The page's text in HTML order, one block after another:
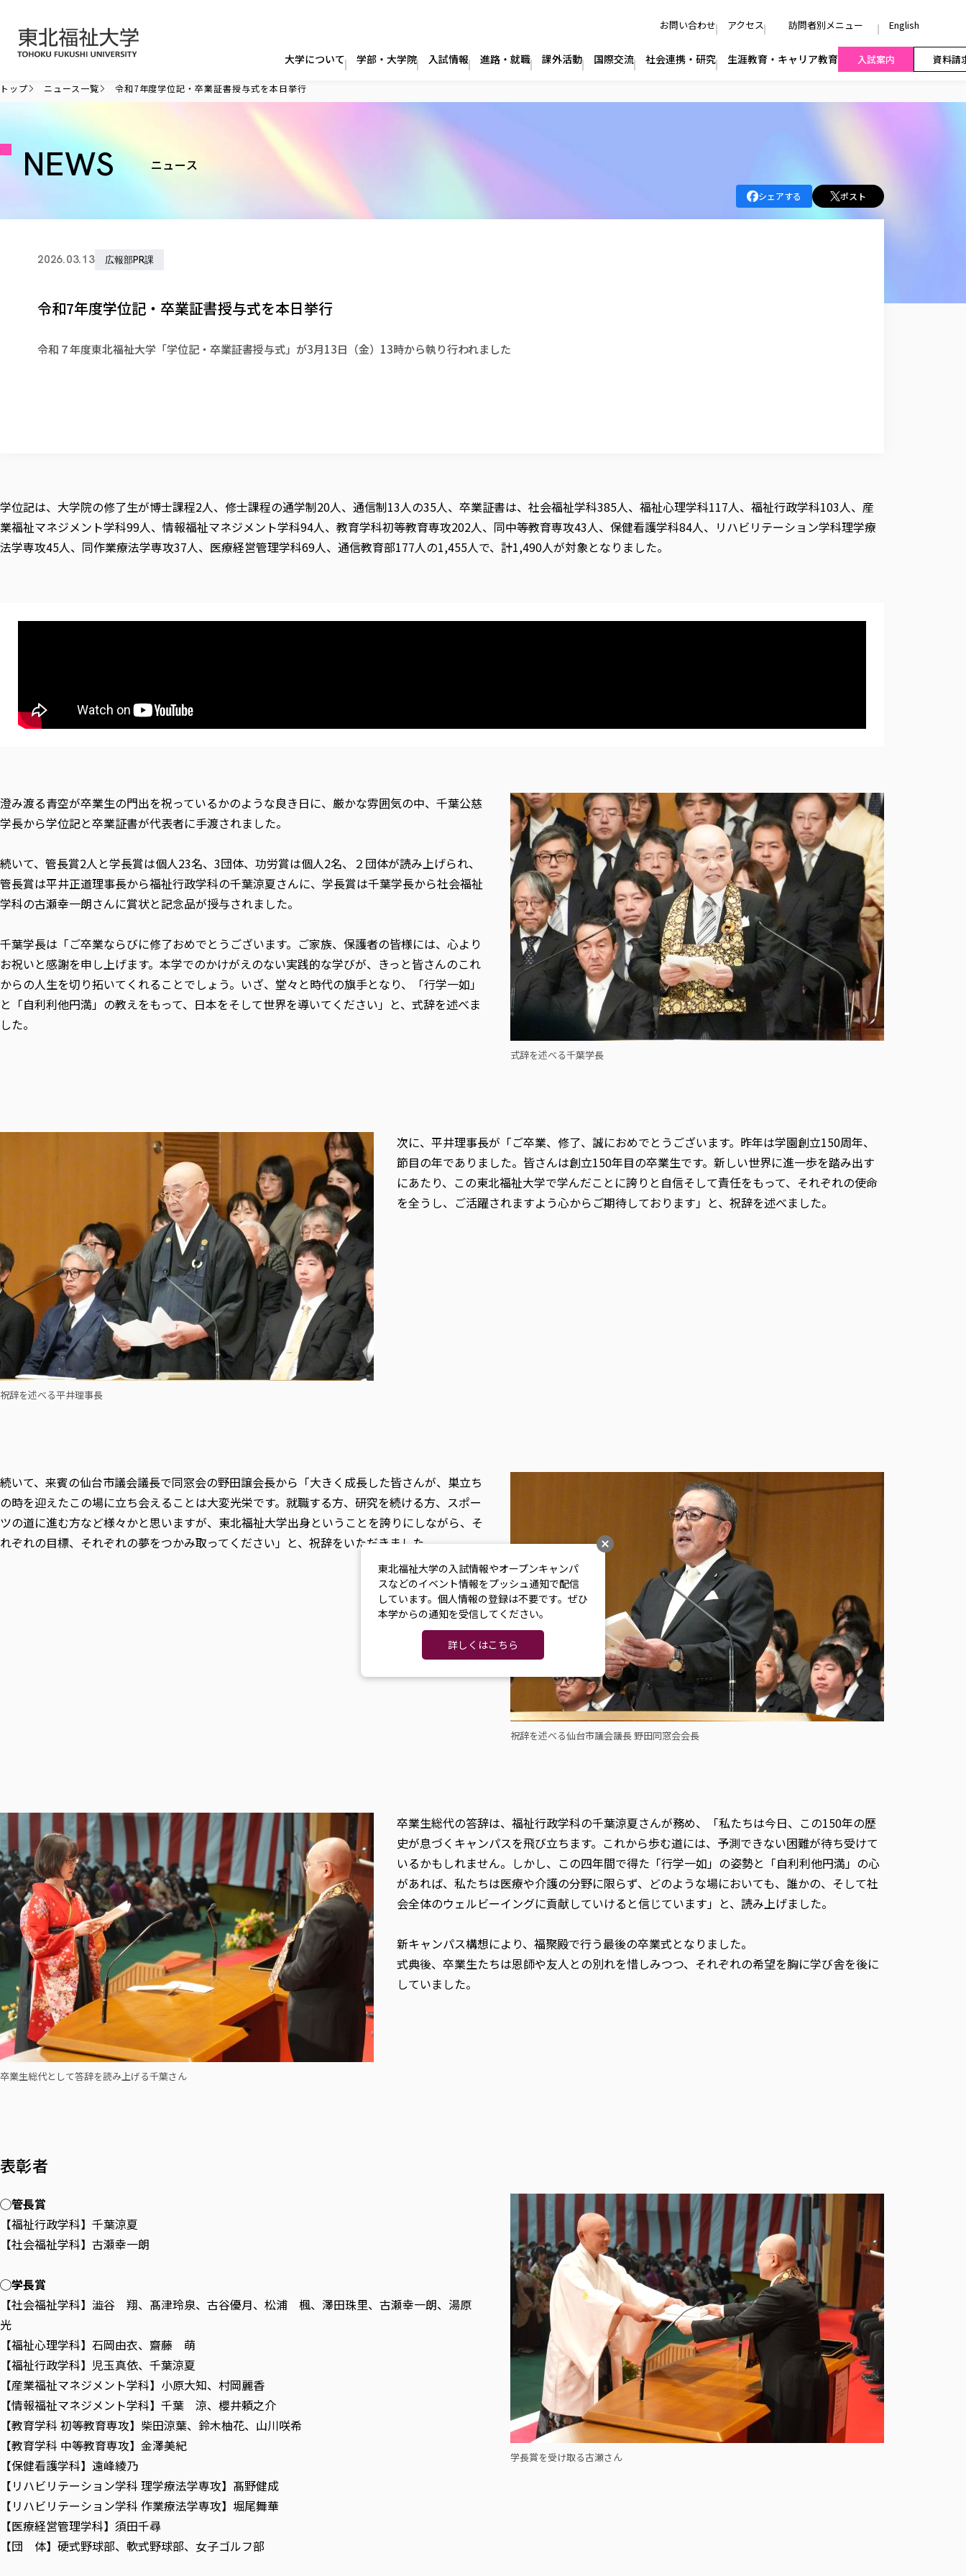
お問い合わせ アクセス 訪問者別メニュー English
大学について 学部・大学院 入試情報 進路・就職 課外活動 国際交流 社会連携・研究 生涯教育・キャリア教育 入試案内 資料請
トップ ニュース一覧 令和7年度学位記・卒業証書授与式を本日挙行
NEWS ニュース
シェアする ポスト
2026.03.13 広報部PR課
令和7年度学位記・卒業証書授与式を本日挙行
令和７年度東北福祉大学「学位記・卒業証書授与式」が3月13日（金）13時から執り行われました
学位記は、大学院の修了生が博士課程2人、修士課程の通学制20人、通信制13人の35人、卒業証書は、社会福祉学科385人、福祉心理学科117人、福祉行政学科103人、産
業福祉マネジメント学科99人、情報福祉マネジメント学科94人、教育学科初等教育専攻202人、同中等教育専攻43人、保健看護学科84人、リハビリテーション学科理学療
法学専攻45人、同作業療法学専攻37人、医療経営管理学科69人、通信教育部177人の1,455人で、計1,490人が対象となりました。
式辞を述べる千葉学長
澄み渡る青空が卒業生の門出を祝っているかのような良き日に、厳かな雰囲気の中、千葉公慈
学長から学位記と卒業証書が代表者に手渡されました。
続いて、管長賞2人と学長賞は個人23名、3団体、功労賞は個人2名、２団体が読み上げられ、
管長賞は平井正道理事長から福祉行政学科の千葉涼夏さんに、学長賞は千葉学長から社会福祉
学科の古瀬幸一朗さんに賞状と記念品が授与されました。
千葉学長は「ご卒業ならびに修了おめでとうございます。ご家族、保護者の皆様には、心より
お祝いと感謝を申し上げます。本学でのかけがえのない実践的な学びが、きっと皆さんのこれ
からの人生を切り拓いてくれることでしょう。いざ、堂々と時代の旗手となり、「行学一如」
と「自利利他円満」の教えをもって、日本をそして世界を導いてください」と、式辞を述べま
した。
祝辞を述べる平井理事長
次に、平井理事長が「ご卒業、修了、誠におめでとうございます。昨年は学園創立150周年、
節目の年でありました。皆さんは創立150年目の卒業生です。新しい世界に進一歩を踏み出す
にあたり、この東北福祉大学で学んだことに誇りと自信そして責任をもって、それぞれの使命
を全うし、ご活躍されますよう心からご期待しております」と、祝辞を述べました。
祝辞を述べる仙台市議会議長 野田同窓会会長
続いて、来賓の仙台市議会議長で同窓会の野田譲会長から「大きく成長した皆さんが、巣立ち
の時を迎えたこの場に立ち会えることは大変光栄です。就職する方、研究を続ける方、スポー
ツの道に進む方など様々かと思いますが、東北福祉大学出身ということを誇りにしながら、そ
れぞれの目標、それぞれの夢をつかみ取ってください」と、祝辞をいただきました。
卒業生総代として答辞を読み上げる千葉さん
卒業生総代の答辞は、福祉行政学科の千葉涼夏さんが務め、「私たちは今日、この150年の歴
史が息づくキャンパスを飛び立ちます。これから歩む道には、予測できない困難が待ち受けて
いるかもしれません。しかし、この四年間で得た「行学一如」の姿勢と「自利利他円満」の心
があれば、私たちは医療や介護の分野に限らず、どのような場においても、誰かの、そして社
会全体のウェルビーイングに貢献していけると信じています」と、読み上げました。
新キャンパス構想により、福聚殿で行う最後の卒業式となりました。
式典後、卒業生たちは恩師や友人との別れを惜しみつつ、それぞれの希望を胸に学び舎を後に
していました。
表彰者
学長賞を受け取る古瀬さん
◯管長賞
【福祉行政学科】千葉涼夏
【社会福祉学科】古瀬幸一朗
◯学長賞
【社会福祉学科】澁谷 翔、髙津玲泉、古谷優月、松浦 楓、澤田珠里、古瀬幸一朗、湯原
光
【福祉心理学科】石岡由衣、齋藤 萌
【福祉行政学科】児玉真依、千葉涼夏
【産業福祉マネジメント学科】小原大知、村岡麗香
【情報福祉マネジメント学科】千葉 涼、櫻井頼之介
【教育学科 初等教育専攻】柴田涼葉、鈴木柚花、山川咲希
【教育学科 中等教育専攻】金澤美紀
【保健看護学科】遠峰綾乃
【リハビリテーション学科 理学療法学専攻】髙野健成
【リハビリテーション学科 作業療法学専攻】堀尾舞華
【医療経営管理学科】須田千尋
【団 体】硬式野球部、軟式野球部、女子ゴルフ部
東北福祉大学の入試情報やオープンキャンパ
スなどのイベント情報をプッシュ通知で配信
しています。個人情報の登録は不要です。ぜひ
本学からの通知を受信してください。
詳しくはこちら